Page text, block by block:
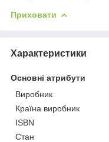
Приховати
Характеристики
Основні атрибути
Виробник
Країна виробник
ISBN
Стан